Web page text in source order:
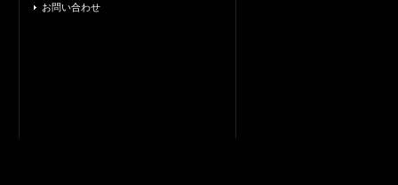
お問い合わせ